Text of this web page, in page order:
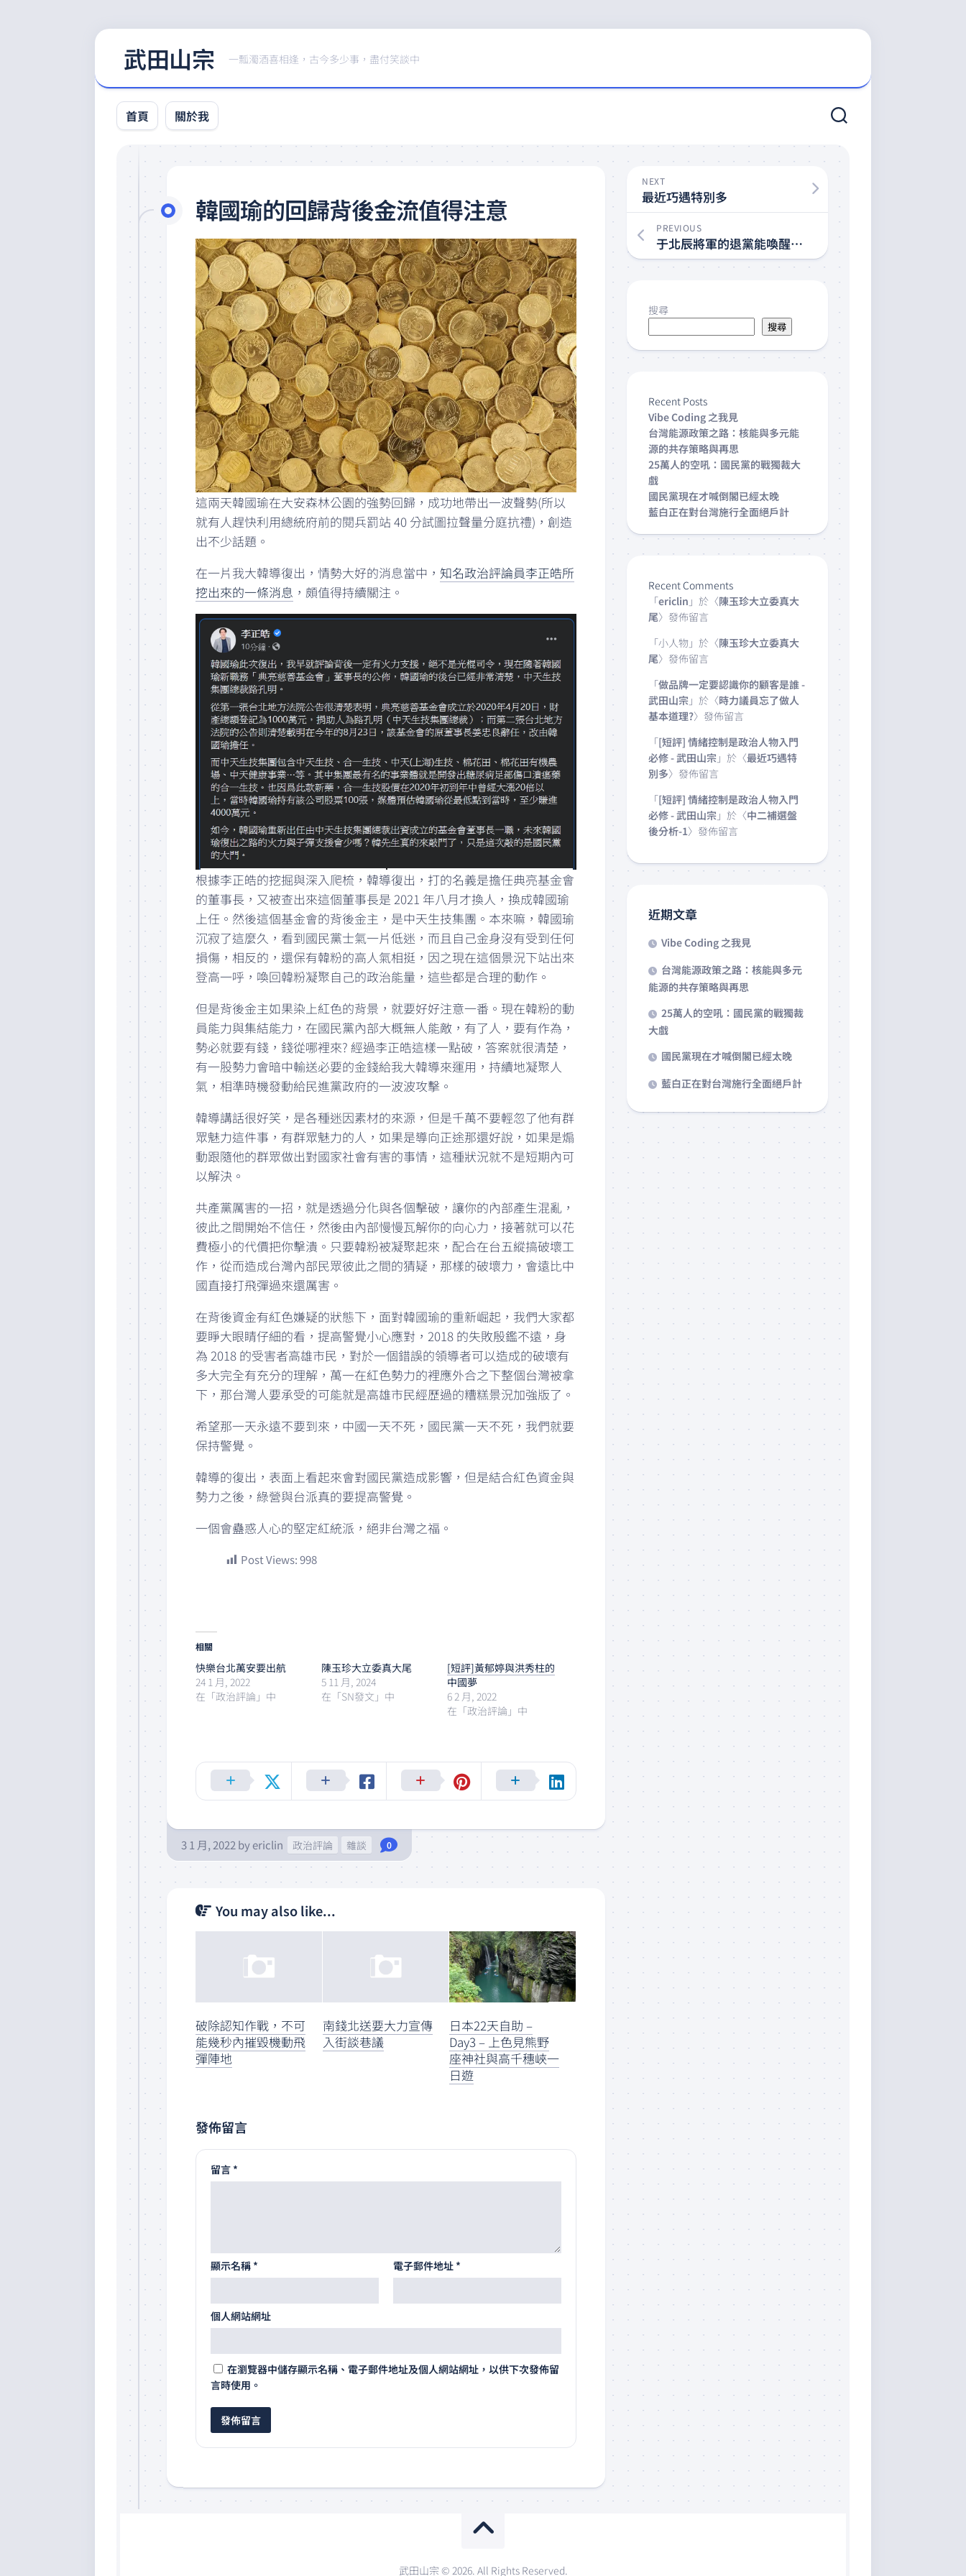
武田山宗 一瓢濁酒喜相逢，古今多少事，盡付笑談中
首頁 關於我
韓國瑜的回歸背後金流值得注意
這兩天韓國瑜在大安森林公園的強勢回歸，成功地帶出一波聲勢(所以
就有人趕快利用總統府前的閱兵罰站 40 分試圖拉聲量分庭抗禮)，創造
出不少話題。
在一片我大韓導復出，情勢大好的消息當中， 知名政治評論員李正皓所
挖出來的一條消息 ，頗值得持續關注。
根據李正皓的挖掘與深入爬梳，韓導復出，打的名義是擔任典亮基金會
的董事長，又被查出來這個董事長是 2021 年八月才換人，換成韓國瑜
上任。然後這個基金會的背後金主，是中天生技集團。本來嘛，韓國瑜
沉寂了這麼久，看到國民黨士氣一片低迷，而且自己金身沒有受到任何
損傷，相反的，還保有韓粉的高人氣相挺，因之現在這個景況下站出來
登高一呼，喚回韓粉凝聚自己的政治能量，這些都是合理的動作。
但是背後金主如果染上紅色的背景，就要好好注意一番。現在韓粉的動
員能力與集結能力，在國民黨內部大概無人能敵，有了人，要有作為，
勢必就要有錢，錢從哪裡來? 經過李正皓這樣一點破，答案就很清楚，
有一股勢力會暗中輸送必要的金錢給我大韓導來運用，持續地凝聚人
氣，相準時機發動給民進黨政府的一波波攻擊。
韓導講話很好笑，是各種迷因素材的來源，但是千萬不要輕忽了他有群
眾魅力這件事，有群眾魅力的人，如果是導向正途那還好說，如果是煽
動跟隨他的群眾做出對國家社會有害的事情，這種狀況就不是短期內可
以解決。
共產黨厲害的一招，就是透過分化與各個擊破，讓你的內部產生混亂，
彼此之間開始不信任，然後由內部慢慢瓦解你的向心力，接著就可以花
費極小的代價把你擊潰。只要韓粉被凝聚起來，配合在台五縱搞破壞工
作，從而造成台灣內部民眾彼此之間的猜疑，那樣的破壞力，會遠比中
國直接打飛彈過來還厲害。
在背後資金有紅色嫌疑的狀態下，面對韓國瑜的重新崛起，我們大家都
要睜大眼睛仔細的看，提高警覺小心應對，2018 的失敗殷鑑不遠，身
為 2018 的受害者高雄市民，對於一個錯誤的領導者可以造成的破壞有
多大完全有充分的理解，萬一在紅色勢力的裡應外合之下整個台灣被拿
下，那台灣人要承受的可能就是高雄市民經歷過的糟糕景況加強版了。
希望那一天永遠不要到來，中國一天不死，國民黨一天不死，我們就要
保持警覺。
韓導的復出，表面上看起來會對國民黨造成影響，但是結合紅色資金與
勢力之後，綠營與台派真的要提高警覺。
一個會蠱惑人心的堅定紅統派，絕非台灣之福。
Post Views:998
相關
快樂台北萬安要出航
24 1 月, 2022
在「政治評論」中
陳玉珍大立委真大尾
5 11 月, 2024
在「SN發文」中
[短評]黃郁婷與洪秀柱的
中國夢
6 2 月, 2022
在「政治評論」中
3 1 月, 2022 byericlin 政治評論 雜談 0
You may also like...
破除認知作戰，不可
能幾秒內摧毀機動飛
彈陣地
南錢北送要大力宣傳
入街談巷議
日本22天自助 –
Day3 – 上色見熊野
座神社與高千穗峽一
日遊
發佈留言
留言 *
顯示名稱 * 電子郵件地址 *
個人網站網址
在瀏覽器中儲存顯示名稱、電子郵件地址及個人網站網址，以供下次發佈留
言時使用。
NEXT
最近巧遇特別多
PREVIOUS
于北辰將軍的退黨能喚醒沉睡不醒的國民黨嗎
搜尋
搜尋
Recent Posts
Vibe Coding 之我見
台灣能源政策之路：核能與多元能
源的共存策略與再思
25萬人的空吼：國民黨的戰獨裁大
戲
國民黨現在才喊倒閣已經太晚
藍白正在對台灣施行全面絕戶計
Recent Comments
「ericlin 」於〈陳玉珍大立委真大
尾〉發佈留言
「小人物 」於〈陳玉珍大立委真大
尾〉發佈留言
「做品牌一定要認識你的顧客是誰 -
武田山宗 」於〈時力議員忘了做人
基本道理?〉發佈留言
「[短評] 情緒控制是政治人物入門
必修 - 武田山宗 」於〈最近巧遇特
別多〉發佈留言
「[短評] 情緒控制是政治人物入門
必修 - 武田山宗 」於〈中二補選盤
後分析-1〉發佈留言
近期文章
Vibe Coding 之我見
台灣能源政策之路：核能與多元
能源的共存策略與再思
25萬人的空吼：國民黨的戰獨裁
大戲
國民黨現在才喊倒閣已經太晚
藍白正在對台灣施行全面絕戶計
武田山宗 © 2026. All Rights Reserved.